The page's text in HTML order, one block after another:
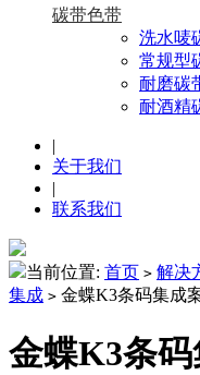
碳带色带
洗水唛
常规型
耐磨碳
耐酒精
|
关于我们
|
联系我们
当前位置: 首页 > 解决
集成 > 金蝶K3条码集成
金蝶K3条